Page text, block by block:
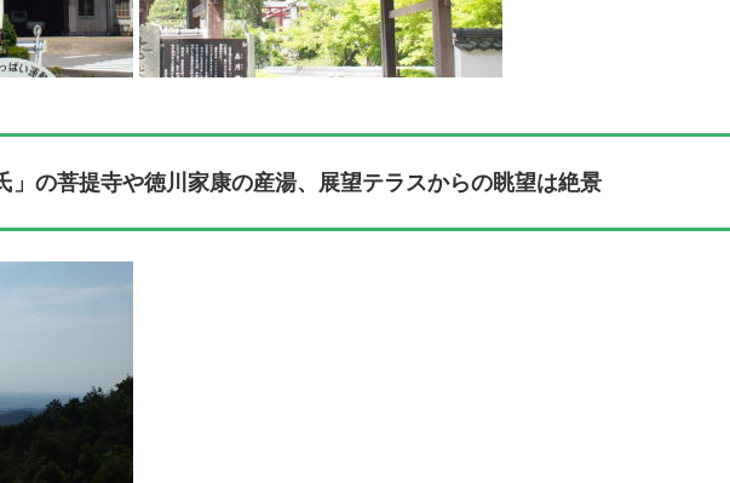
」の菩提寺や徳川家康の産湯、展望テラスからの眺望は絶景